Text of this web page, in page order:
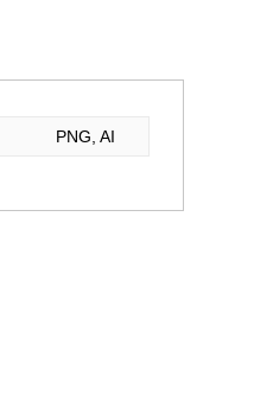
PNG, AI